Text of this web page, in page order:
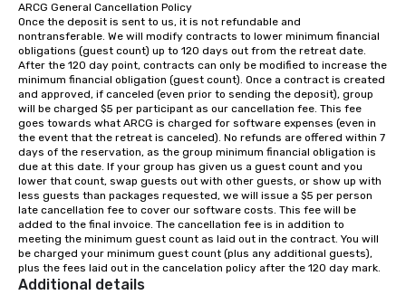
option, our full catering team can work
with you to create the meal of your
dreams! If you would like to use a
meeting room we have a number of
different rooms that are available,
from boardrooms to large venues. We
have cozy lodging options ranging
anywhere from cabins to cottages.
Wake up under the canopy in a
forested paradise at whatever level
of creature comfort your team
prefers. Call or email us today to plan
your retreat!
ARCG General Cancellation Policy
Once the deposit is sent to us, it is not refundable and
nontransferable. We will modify contracts to lower minimum financial
obligations (guest count) up to 120 days out from the retreat date.
After the 120 day point, contracts can only be modified to increase the
minimum financial obligation (guest count). Once a contract is created
and approved, if canceled (even prior to sending the deposit), group
will be charged $5 per participant as our cancellation fee. This fee
goes towards what ARCG is charged for software expenses (even in
the event that the retreat is canceled). No refunds are offered within 7
days of the reservation, as the group minimum financial obligation is
due at this date. If your group has given us a guest count and you
lower that count, swap guests out with other guests, or show up with
less guests than packages requested, we will issue a $5 per person
late cancellation fee to cover our software costs. This fee will be
added to the final invoice. The cancellation fee is in addition to
meeting the minimum guest count as laid out in the contract. You will
be charged your minimum guest count (plus any additional guests),
plus the fees laid out in the cancelation policy after the 120 day mark.
Additional details